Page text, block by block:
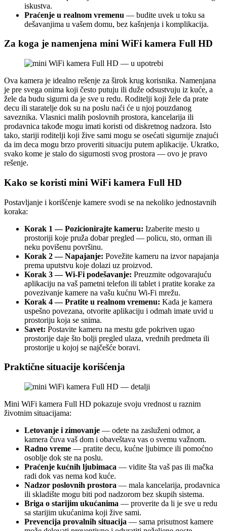
iskustva.
Praćenje u realnom vremenu — budite uvek u toku sa
dešavanjima u vašem domu, bez kašnjenja i komplikacija.
Za koga je namenjena mini WiFi kamera Full HD
Ova kamera je idealno rešenje za širok krug korisnika. Namenjana
je pre svega onima koji često putuju ili duže odsustvuju iz kuće, a
žele da budu sigurni da je sve u redu. Roditelji koji žele da prate
decu ili staratelje dok su na poslu naći će u njoj pouzdanog
saveznika. Vlasnici malih poslovnih prostora, kancelarija ili
prodavnica takođe mogu imati koristi od diskretnog nadzora. Isto
tako, stariji roditelji koji žive sami mogu se osećati sigurnije znajući
da im deca mogu brzo proveriti situaciju putem aplikacije. Ukratko,
svako kome je stalo do sigurnosti svog prostora — ovo je pravo
rešenje.
Kako se koristi mini WiFi kamera Full HD
Postavljanje i korišćenje kamere svodi se na nekoliko jednostavnih
koraka:
Korak 1 — Pozicionirajte kameru: Izaberite mesto u
prostoriji koje pruža dobar pregled — policu, sto, orman ili
neku povišenu površinu.
Korak 2 — Napajanje: Povežite kameru na izvor napajanja
prema uputstvu koje dolazi uz proizvod.
Korak 3 — Wi-Fi podešavanje: Preuzmite odgovarajuću
aplikaciju na vaš pametni telefon ili tablet i pratite korake za
povezivanje kamere na vašu kućnu Wi-Fi mrežu.
Korak 4 — Pratite u realnom vremenu: Kada je kamera
uspešno povezana, otvorite aplikaciju i odmah imate uvid u
prostoriju koja se snima.
Savet: Postavite kameru na mestu gde pokriven ugao
prostorije daje što bolji pregled ulaza, vrednih predmeta ili
prostorije u kojoj se najčešće boravi.
Praktične situacije korišćenja
Mini WiFi kamera Full HD pokazuje svoju vrednost u raznim
životnim situacijama:
Letovanje i zimovanje — odete na zasluženi odmor, a
kamera čuva vaš dom i obaveštava vas o svemu važnom.
Radno vreme — pratite decu, kućne ljubimce ili pomoćno
osoblje dok ste na poslu.
Praćenje kućnih ljubimaca — vidite šta vaš pas ili mačka
radi dok vas nema kod kuće.
Nadzor poslovnih prostora — mala kancelarija, prodavnica
ili skladište mogu biti pod nadzorom bez skupih sistema.
Briga o starijim ukućanima — proverite da li je sve u redu
sa starijim ukućanima koji žive sami.
Prevencija provalnih situacija — sama prisutnost kamere